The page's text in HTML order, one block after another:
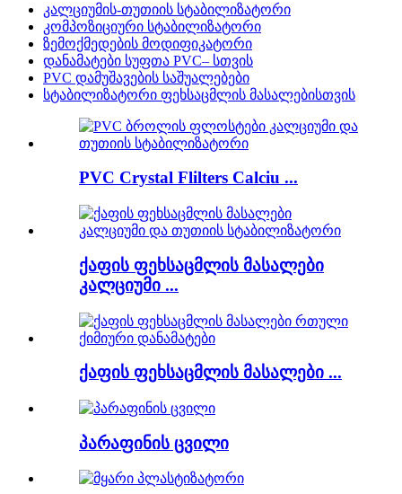
კალციუმის-თუთიის სტაბილიზატორი
კომპოზიციური სტაბილიზატორი
ზემოქმედების მოდიფიკატორი
დანამატები სუფთა PVC– სთვის
PVC დამუშავების საშუალებები
სტაბილიზატორი ფეხსაცმლის მასალებისთვის
PVC Crystal Flilters Calciu ...
ქაფის ფეხსაცმლის მასალები
კალციუმი ...
ქაფის ფეხსაცმლის მასალები ...
პარაფინის ცვილი